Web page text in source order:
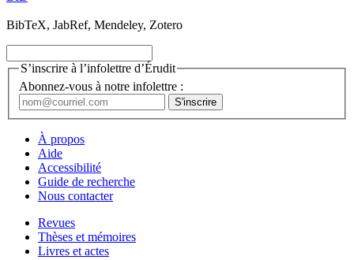
BibTeX, JabRef, Mendeley, Zotero
S’inscrire à l’infolettre d’Érudit
Abonnez-vous à notre infolettre :
À propos
Aide
Accessibilité
Guide de recherche
Nous contacter
Revues
Thèses et mémoires
Livres et actes